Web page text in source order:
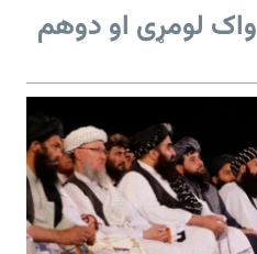
واک لومړی او دوهم